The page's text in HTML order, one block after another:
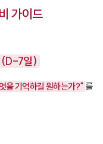
가이드
(D-7일)
을 기억하길 원하는가?" 를